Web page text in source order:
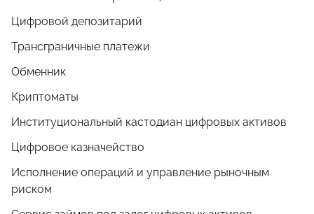
Цифровой депозитарий
Трансграничные платежи
Обменник
Криптоматы
Институциональный кастодиан цифровых активов
Цифровое казначейство
Исполнение операций и управление рыночным
риском